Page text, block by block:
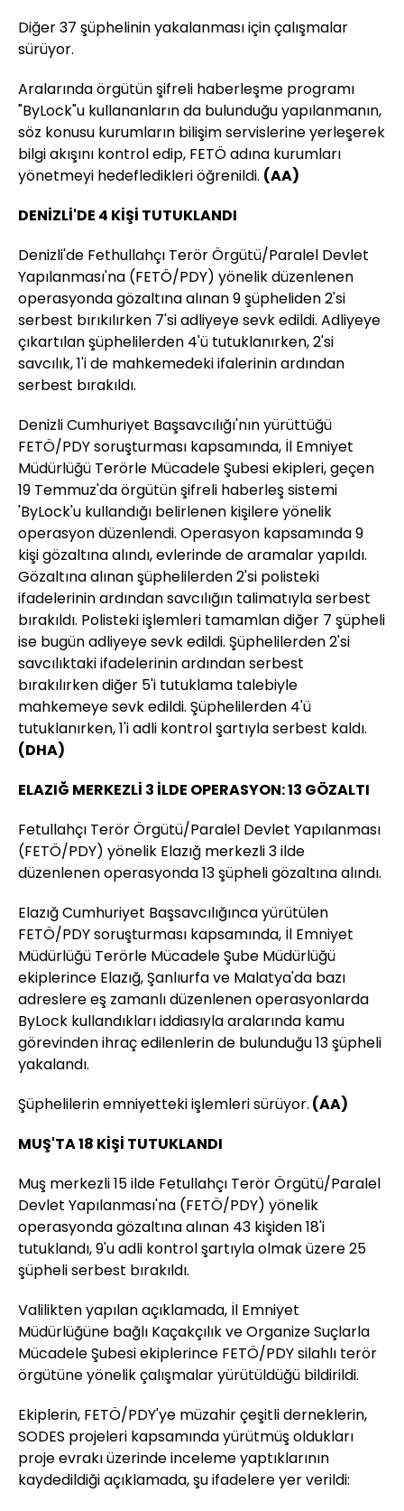
Diğer 37 şüphelinin yakalanması için çalışmalar
sürüyor.
Aralarında örgütün şifreli haberleşme programı
"ByLock"u kullananların da bulunduğu yapılanmanın,
söz konusu kurumların bilişim servislerine yerleşerek
bilgi akışını kontrol edip, FETÖ adına kurumları
yönetmeyi hedefledikleri öğrenildi. (AA)
DENİZLİ'DE 4 KİŞİ TUTUKLANDI
Denizli'de Fethullahçı Terör Örgütü/Paralel Devlet
Yapılanması'na (FETÖ/PDY) yönelik düzenlenen
operasyonda gözaltına alınan 9 şüpheliden 2'si
serbest bırıkılırken 7'si adliyeye sevk edildi. Adliyeye
çıkartılan şüphelilerden 4'ü tutuklanırken, 2'si
savcılık, 1'i de mahkemedeki ifalerinin ardından
serbest bırakıldı.
Denizli Cumhuriyet Başsavcılığı'nın yürüttüğü
FETÖ/PDY soruşturması kapsamında, İl Emniyet
Müdürlüğü Terörle Mücadele Şubesi ekipleri, geçen
19 Temmuz'da örgütün şifreli haberleş sistemi
'ByLock'u kullandığı belirlenen kişilere yönelik
operasyon düzenlendi. Operasyon kapsamında 9
kişi gözaltına alındı, evlerinde de aramalar yapıldı.
Gözaltına alınan şüphelilerden 2'si polisteki
ifadelerinin ardından savcılığın talimatıyla serbest
bırakıldı. Polisteki işlemleri tamamlan diğer 7 şüpheli
ise bugün adliyeye sevk edildi. Şüphelilerden 2'si
savcılıktaki ifadelerinin ardından serbest
bırakılırken diğer 5'i tutuklama talebiyle
mahkemeye sevk edildi. Şüphelilerden 4'ü
tutuklanırken, 1'i adli kontrol şartıyla serbest kaldı.
(DHA)
ELAZIĞ MERKEZLİ 3 İLDE OPERASYON: 13 GÖZALTI
Fetullahçı Terör Örgütü/Paralel Devlet Yapılanması
(FETÖ/PDY) yönelik Elazığ merkezli 3 ilde
düzenlenen operasyonda 13 şüpheli gözaltına alındı.
Elazığ Cumhuriyet Başsavcılığınca yürütülen
FETÖ/PDY soruşturması kapsamında, İl Emniyet
Müdürlüğü Terörle Mücadele Şube Müdürlüğü
ekiplerince Elazığ, Şanlıurfa ve Malatya'da bazı
adreslere eş zamanlı düzenlenen operasyonlarda
ByLock kullandıkları iddiasıyla aralarında kamu
görevinden ihraç edilenlerin de bulunduğu 13 şüpheli
yakalandı.
Şüphelilerin emniyetteki işlemleri sürüyor. (AA)
MUŞ'TA 18 KİŞİ TUTUKLANDI
Muş merkezli 15 ilde Fetullahçı Terör Örgütü/Paralel
Devlet Yapılanması'na (FETÖ/PDY) yönelik
operasyonda gözaltına alınan 43 kişiden 18'i
tutuklandı, 9'u adli kontrol şartıyla olmak üzere 25
şüpheli serbest bırakıldı.
Valilikten yapılan açıklamada, İl Emniyet
Müdürlüğüne bağlı Kaçakçılık ve Organize Suçlarla
Mücadele Şubesi ekiplerince FETÖ/PDY silahlı terör
örgütüne yönelik çalışmalar yürütüldüğü bildirildi.
Ekiplerin, FETÖ/PDY'ye müzahir çeşitli derneklerin,
SODES projeleri kapsamında yürütmüş oldukları
proje evrakı üzerinde inceleme yaptıklarının
kaydedildiği açıklamada, şu ifadelere yer verildi: